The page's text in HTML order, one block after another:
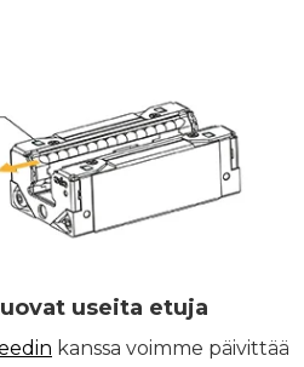
useita etuja
kanssa voimme päivittää